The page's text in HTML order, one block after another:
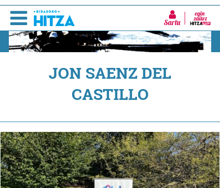
Sartu
JON SAENZ DEL
CASTILLO